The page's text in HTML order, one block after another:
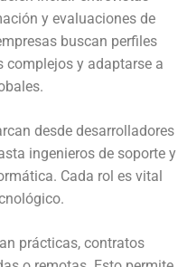
y evaluaciones de
buscan perfiles
complejos y adaptarse a
desde desarrolladores
ingenieros de soporte y
Cada rol es vital
prácticas, contratos